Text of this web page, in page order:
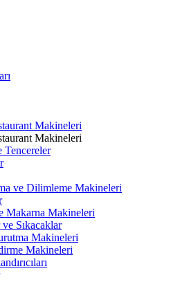
Makineleri
Makineleri
Tencereler
ve Dilimleme Makineleri
Makarna Makineleri
Sıkacaklar
Makineleri
Makineleri